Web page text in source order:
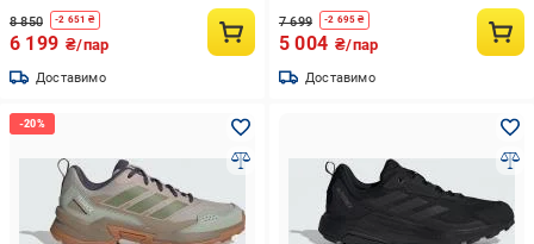
8 850 -2 651 ₴
6 199 ₴/пар
Доставимо
7 699 -2 695 ₴
5 004 ₴/пар
Доставимо